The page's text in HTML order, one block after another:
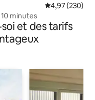
Évaluation
4,97 (230)
minutes
et des tarifs